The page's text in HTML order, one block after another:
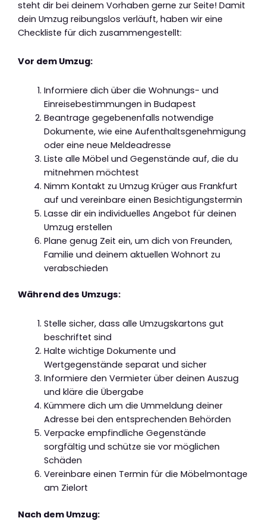
steht dir bei deinem Vorhaben gerne zur Seite! Damit
dein Umzug reibungslos verläuft, haben wir eine
Checkliste für dich zusammengestellt:
Vor dem Umzug:
Informiere dich über die Wohnungs- und
Einreisebestimmungen in Budapest
Beantrage gegebenenfalls notwendige
Dokumente, wie eine Aufenthaltsgenehmigung
oder eine neue Meldeadresse
Liste alle Möbel und Gegenstände auf, die du
mitnehmen möchtest
Nimm Kontakt zu Umzug Krüger aus Frankfurt
auf und vereinbare einen Besichtigungstermin
Lasse dir ein individuelles Angebot für deinen
Umzug erstellen
Plane genug Zeit ein, um dich von Freunden,
Familie und deinem aktuellen Wohnort zu
verabschieden
Während des Umzugs:
Stelle sicher, dass alle Umzugskartons gut
beschriftet sind
Halte wichtige Dokumente und
Wertgegenstände separat und sicher
Informiere den Vermieter über deinen Auszug
und kläre die Übergabe
Kümmere dich um die Ummeldung deiner
Adresse bei den entsprechenden Behörden
Verpacke empfindliche Gegenstände
sorgfältig und schütze sie vor möglichen
Schäden
Vereinbare einen Termin für die Möbelmontage
am Zielort
Nach dem Umzug: